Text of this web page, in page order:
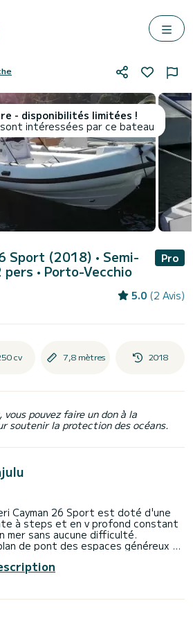
- disponibilités limitées !
intéressées par ce bateau
Sport (2018) • Semi-
pers • Porto-Vecchio
Pro
5.0 (2 Avis)
cv 7,8 mètres 2018
pouvez faire un don à la
soutenir la protection des océans.
Cayman 26 Sport est doté d'une
à steps et en v profond constant
mer sans aucune difficulté.
de pont des espaces généreux et
sauront vous convaincre.